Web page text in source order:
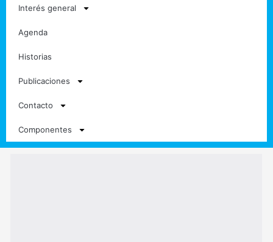
Interés general
Agenda
Historias
Publicaciones
Contacto
Componentes